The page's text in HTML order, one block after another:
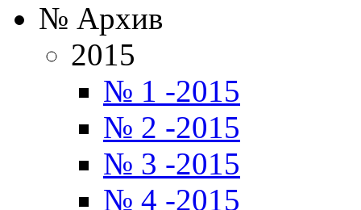
№ Архив
2015
№ 1 -2015
№ 2 -2015
№ 3 -2015
№ 4 -2015